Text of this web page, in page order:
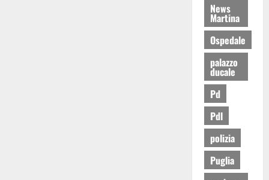
News
Martina
Ospedale
palazzo
ducale
Pd
Pdl
polizia
Puglia